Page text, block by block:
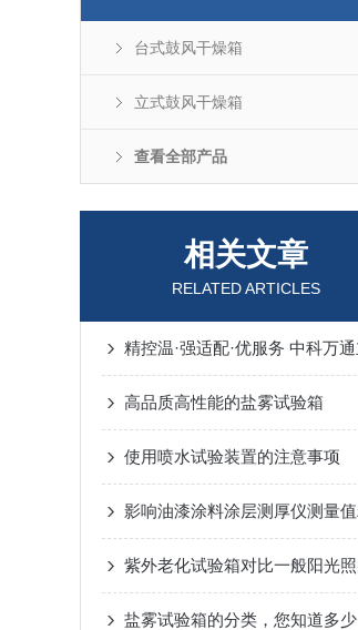
台式鼓风干燥箱
立式鼓风干燥箱
查看全部产品
相关文章
RELATED ARTICLES
高品质高性能的盐雾试验箱
使用喷水试验装置的注意事项
盐雾试验箱的分类，您知道多少